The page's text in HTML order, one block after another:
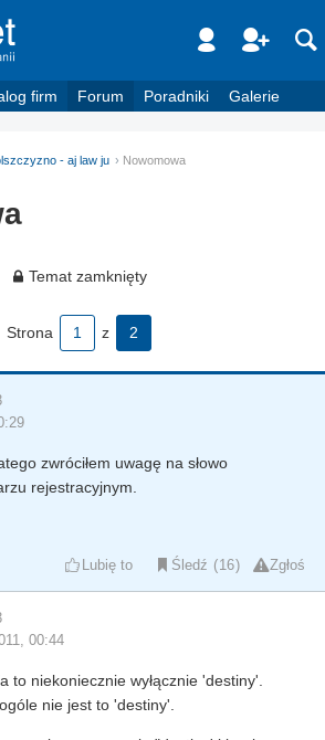
firm Forum Poradniki Galerie
- aj law ju Nowomowa
Temat zamknięty
Strona 1 z 2
zwróciłem uwagę na słowo
rejestracyjnym.
Lubię to Śledź 16 Zgłoś
00:44
to niekoniecznie wyłącznie 'destiny'.
nie jest to 'destiny'.